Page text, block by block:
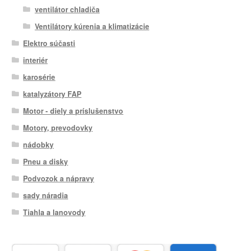
ventilátor chladiča
Ventilátory kúrenia a klimatizácie
Elektro súčasti
interiér
karosérie
katalyzátory FAP
Motor - diely a príslušenstvo
Motory, prevodovky
nádobky
Pneu a disky
Podvozok a nápravy
sady náradia
Tiahla a lanovody